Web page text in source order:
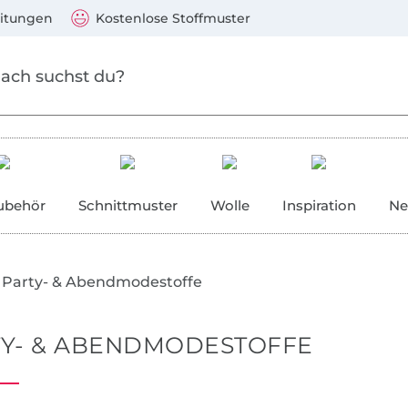
Kostenlose Stoffmuster
Schnittmuster Wolle Inspiration
Party- & Abendmodestoffe
& ABENDMODESTOFFE
Mastercard, PayPal, Giropay, Kauf auf Rechnung,